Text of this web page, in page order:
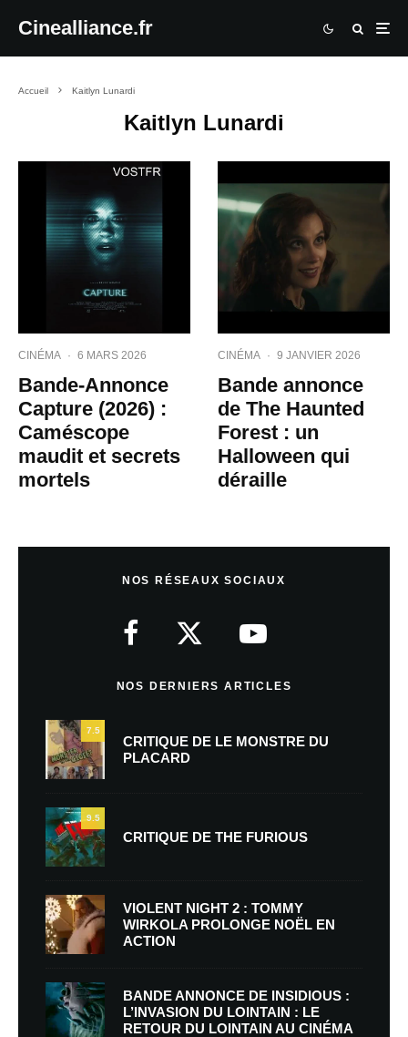
Cinealliance.fr
Accueil Kaitlyn Lunardi
Kaitlyn Lunardi
CINÉMA · 6 MARS 2026
Bande-Annonce
Capture (2026) :
Caméscope
maudit et secrets
mortels
CINÉMA · 9 JANVIER 2026
Bande annonce
de The Haunted
Forest : un
Halloween qui
déraille
NOS RÉSEAUX SOCIAUX
NOS DERNIERS ARTICLES
7.5
CRITIQUE DE LE MONSTRE DU
PLACARD
9.5
CRITIQUE DE THE FURIOUS
VIOLENT NIGHT 2 : TOMMY
WIRKOLA PROLONGE NOËL EN
ACTION
BANDE ANNONCE DE INSIDIOUS :
L’INVASION DU LOINTAIN : LE
RETOUR DU LOINTAIN AU CINÉMA